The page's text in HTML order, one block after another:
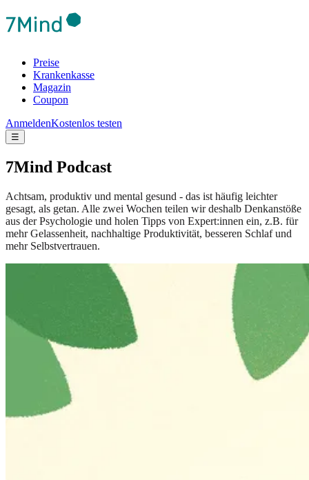
Preise
Krankenkasse
Magazin
Coupon
AnmeldenKostenlos testen
☰
7Mind Podcast
Achtsam, produktiv und mental gesund - das ist häufig leichter
gesagt, als getan. Alle zwei Wochen teilen wir deshalb Denkanstöße
aus der Psychologie und holen Tipps von Expert:innen ein, z.B. für
mehr Gelassenheit, nachhaltige Produktivität, besseren Schlaf und
mehr Selbstvertrauen.